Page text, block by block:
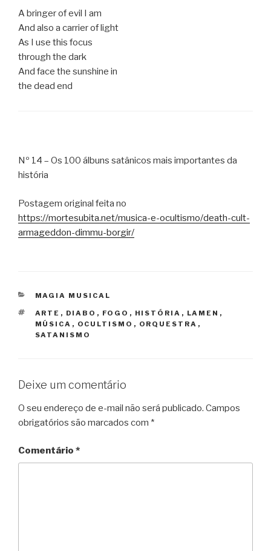
A bringer of evil I am
And also a carrier of light
As I use this focus
through the dark
And face the sunshine in
the dead end
Nº 14 – Os 100 álbuns satânicos mais importantes da
história
Postagem original feita no
https://mortesubita.net/musica-e-ocultismo/death-cult-
armageddon-dimmu-borgir/
CATEGORIAS
MAGIA MUSICAL
TAGS
ARTE , DIABO , FOGO , HISTÓRIA , LAMEN ,
MÚSICA , OCULTISMO , ORQUESTRA ,
SATANISMO
Deixe um comentário
O seu endereço de e-mail não será publicado. Campos
obrigatórios são marcados com *
Comentário *